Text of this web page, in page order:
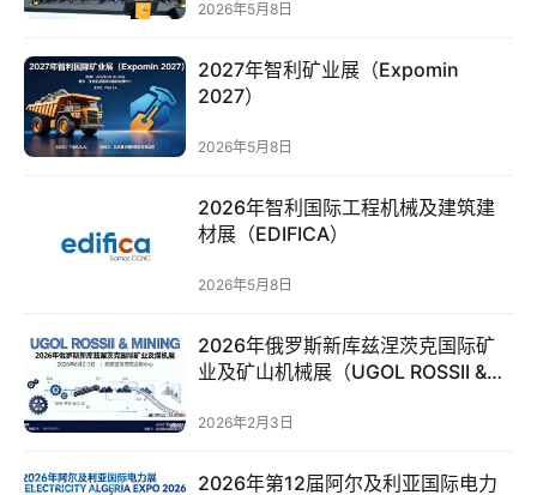
跨
境
电
商
会
议
展
2026年5月8日
2027年智利矿业展（Expomin
2027）
2026年5月8日
2026年智利国际工程机械及建筑建
材展（EDIFICA）
2026年5月8日
2026年俄罗斯新库兹涅茨克国际矿
业及矿山机械展（UGOL ROSSII &
2026年2月3日
2026年第12届阿尔及利亚国际电力